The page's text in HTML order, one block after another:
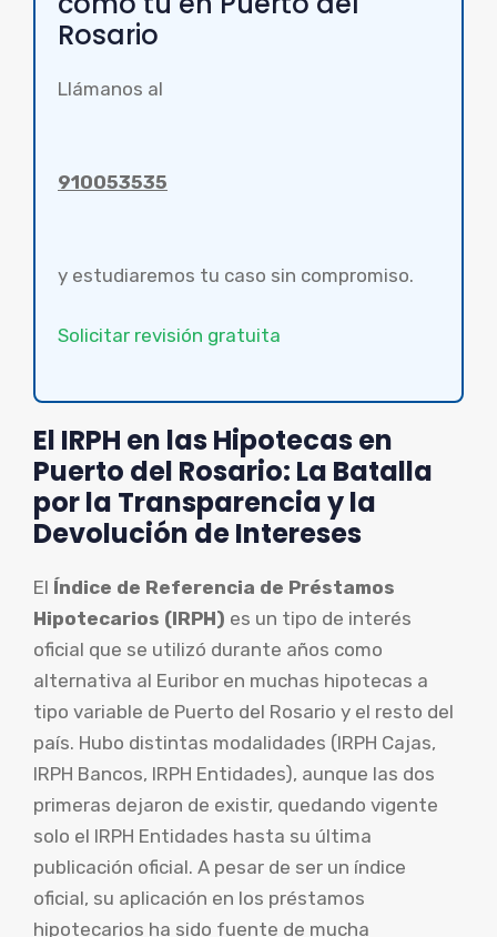
Rosario
Llámanos al
910053535
y estudiaremos tu caso sin compromiso.
Solicitar revisión gratuita
El IRPH en las Hipotecas en
Puerto del Rosario: La Batalla
por la Transparencia y la
Devolución de Intereses
El Índice de Referencia de Préstamos
Hipotecarios (IRPH) es un tipo de interés
oficial que se utilizó durante años como
alternativa al Euribor en muchas hipotecas a
tipo variable de Puerto del Rosario y el resto del
país. Hubo distintas modalidades (IRPH Cajas,
IRPH Bancos, IRPH Entidades), aunque las dos
primeras dejaron de existir, quedando vigente
solo el IRPH Entidades hasta su última
publicación oficial. A pesar de ser un índice
oficial, su aplicación en los préstamos
hipotecarios ha sido fuente de mucha